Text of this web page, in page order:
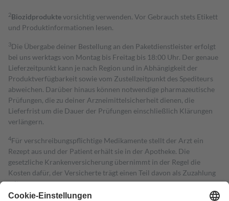
2Biozidproduktevorsichtig verwenden. Vor Gebrauch stets Etikett
und Produktinformationen lesen.
3Die Übergabe deiner Bestellung an den Paketdienstleister erfolgt
bei uns werktags von Montag bis Freitag bis 18:00 Uhr. Der genaue
Lieferzeitpunkt kann je nach Region und in Abhängigkeit der
Produktverfügbarkeit sowie vom Zustellzeitpunkt des Spediteurs
abweichen. Darüber hinaus können notwendige pharmazeutische
Prüfungen, die zu deiner Arzneimittelsicherheit dienen, die
Lieferfrist um die Dauer der Prüfungen einschließlich Klärungen
verlängern.
4Für verschreibungspflichtige Medikamente stellt der Arzt ein
Rezept aus und der Patient erhält sie in der Apotheke. Die
gesetzliche Krankenversicherung übernimmt in der Regel die
Kosten dafür, der Versicherte trägt einen Teil davon als Zuzahlung
mit.
Grundsätzlich leisten Mitglieder Zuzahlungen in Höhe von zehn